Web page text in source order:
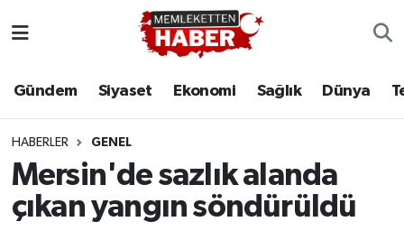
Gündem Siyaset Ekonomi Sağlık Dünya
HABERLER GENEL
Mersin'de sazlık alanda
çıkan yangın söndürüldü